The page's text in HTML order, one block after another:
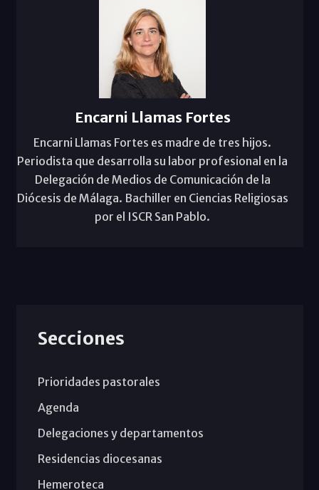
Encarni Llamas Fortes
Encarni Llamas Fortes es madre de tres hijos.
Periodista que desarrolla su labor profesional en la
Delegación de Medios de Comunicación de la
Diócesis de Málaga. Bachiller en Ciencias Religiosas
por el ISCR San Pablo.
Secciones
Prioridades pastorales
Agenda
Delegaciones y departamentos
Residencias diocesanas
Hemeroteca